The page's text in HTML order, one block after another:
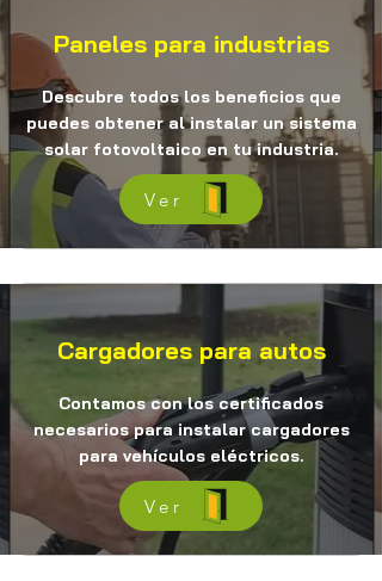
Paneles para industrias
Descubre todos los beneficios que
puedes obtener al instalar un sistema
solar fotovoltaico en tu industria.
Ver
Cargadores para autos
Contamos con los certificados
necesarios para instalar cargadores
para vehículos eléctricos.
Ver